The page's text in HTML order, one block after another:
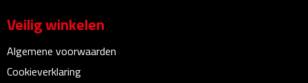
Glazen & karaffen
Dubbelwandige glazen
Veilig winkelen
Algemene voorwaarden
Cookieverklaring